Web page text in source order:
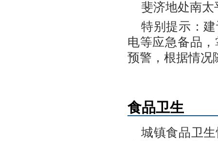
斐济地处南
特别提示：
电等应急备品
预警，根据情况
食品卫生
城镇食品卫